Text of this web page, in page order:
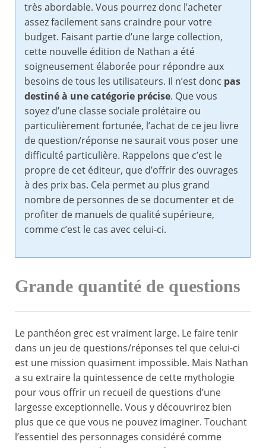
très abordable. Vous pourrez donc l’acheter
assez facilement sans craindre pour votre
budget. Faisant partie d’une large collection,
cette nouvelle édition de Nathan a été
soigneusement élaborée pour répondre aux
besoins de tous les utilisateurs. Il n’est donc pas
destiné à une catégorie précise. Que vous
soyez d’une classe sociale prolétaire ou
particulièrement fortunée, l’achat de ce jeu livre
de question/réponse ne saurait vous poser une
difficulté particulière. Rappelons que c’est le
propre de cet éditeur, que d’offrir des ouvrages
à des prix bas. Cela permet au plus grand
nombre de personnes de se documenter et de
profiter de manuels de qualité supérieure,
comme c’est le cas avec celui-ci.
Grande quantité de questions
Le panthéon grec est vraiment large. Le faire tenir
dans un jeu de questions/réponses tel que celui-ci
est une mission quasiment impossible. Mais Nathan
a su extraire la quintessence de cette mythologie
pour vous offrir un recueil de questions d’une
largesse exceptionnelle. Vous y découvrirez bien
plus que ce que vous ne pouvez imaginer. Touchant
l’essentiel des personnages considéré comme